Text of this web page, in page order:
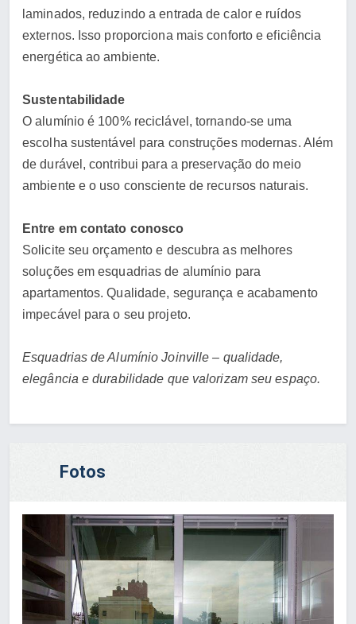
laminados, reduzindo a entrada de calor e ruídos
externos. Isso proporciona mais conforto e eficiência
energética ao ambiente.
Sustentabilidade
O alumínio é 100% reciclável, tornando-se uma
escolha sustentável para construções modernas. Além
de durável, contribui para a preservação do meio
ambiente e o uso consciente de recursos naturais.
Entre em contato conosco
Solicite seu orçamento e descubra as melhores
soluções em esquadrias de alumínio para
apartamentos. Qualidade, segurança e acabamento
impecável para o seu projeto.
Esquadrias de Alumínio Joinville – qualidade,
elegância e durabilidade que valorizam seu espaço.
Fotos